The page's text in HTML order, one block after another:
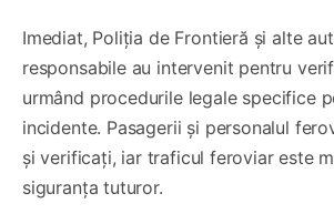
Imediat, Poliția de Frontieră și alte
responsabile au intervenit pentru
urmând procedurile legale specifice
incidente. Pasagerii și personalul
și verificați, iar traficul feroviar este
siguranța tuturor.